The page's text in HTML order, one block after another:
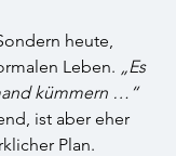
heute,
Leben. „Es
kümmern …“
ist aber eher
Plan.